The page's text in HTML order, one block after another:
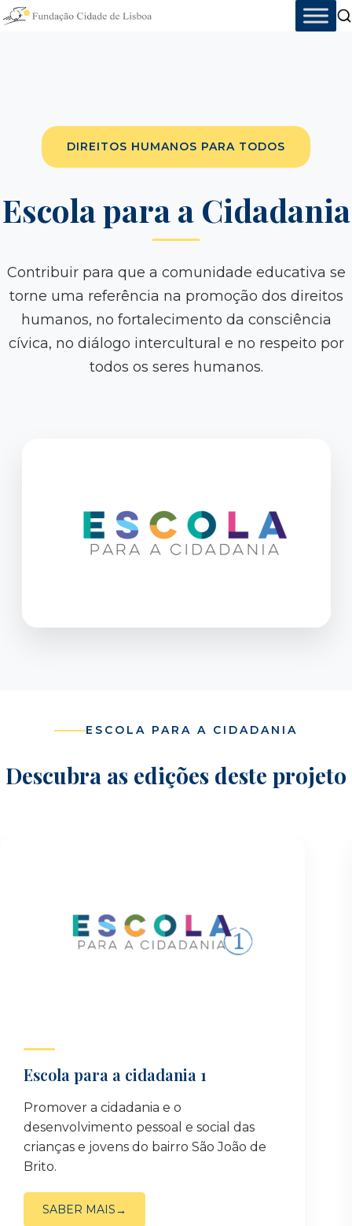
Skip
to
DIREITOS HUMANOS PARA TODOS
Escola para a Cidadania
Contribuir para que a comunidade educativa se
torne uma referência na promoção dos direitos
humanos, no fortalecimento da consciência
cívica, no diálogo intercultural e no respeito por
todos os seres humanos.
ESCOLA PARA A CIDADANIA
Descubra as edições deste projeto
Escola para a cidadania 1
Promover a cidadania e o
desenvolvimento pessoal e social das
crianças e jovens do bairro São João de
Brito.
SABER MAIS